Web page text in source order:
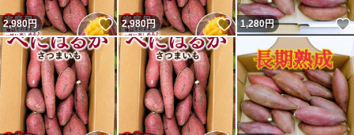
2,980円 いいね！
2,980円 いいね！
1,280円